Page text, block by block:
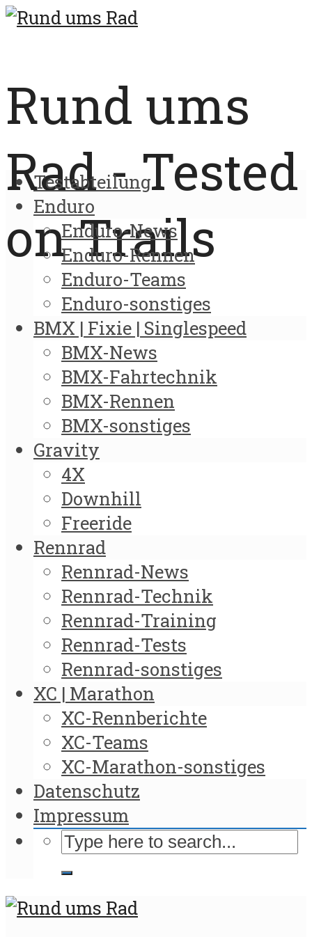
Rund ums
Rad - Tested
on Trails
Testabteilung
Enduro
Enduro-News
Enduro-Rennen
Enduro-Teams
Enduro-sonstiges
BMX | Fixie | Singlespeed
BMX-News
BMX-Fahrtechnik
BMX-Rennen
BMX-sonstiges
Gravity
4X
Downhill
Freeride
Rennrad
Rennrad-News
Rennrad-Technik
Rennrad-Training
Rennrad-Tests
Rennrad-sonstiges
XC | Marathon
XC-Rennberichte
XC-Teams
XC-Marathon-sonstiges
Datenschutz
Impressum